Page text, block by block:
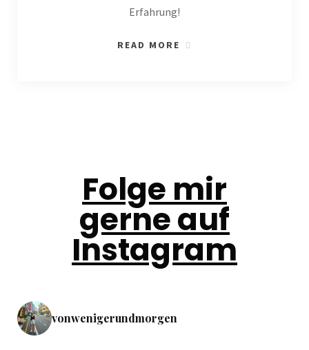
Erfahrung!
READ MORE
Folge mir
gerne auf
Instagram
vonwenigerundmorgen